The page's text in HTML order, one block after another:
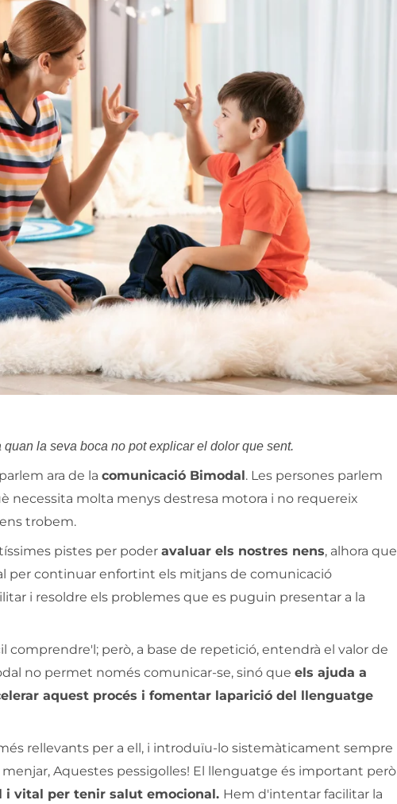
la seva boca no pot explicar el dolor que sent.
ara de la comunicació Bimodal. Les persones parlem
necessita molta menys destresa motora i no requereix
trobem.
pistes per poder avaluar els nostres nens, alhora que
per continuar enfortint els mitjans de comunicació
i resoldre els problemes que es puguin presentar a la
comprendre'l; però, a base de repetició, entendrà el valor de
no permet només comunicar-se, sinó que els ajuda a
aquest procés i fomentar laparició del llenguatge
rellevants per a ell, i introduïu-lo sistemàticament sempre
Aquestes pessigolles! El llenguatge és important però
i vital per tenir salut emocional. Hem d'intentar facilitar la